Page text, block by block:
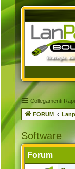
Collegamenti
FORUM
Software
Forum